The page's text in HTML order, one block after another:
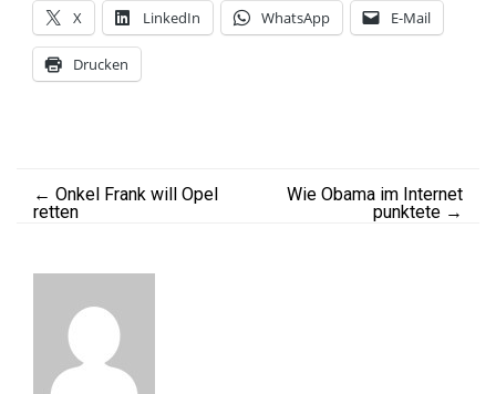
X LinkedIn WhatsApp E-Mail
Drucken
← Onkel Frank will Opel
retten
Wie Obama im Internet
punktete →